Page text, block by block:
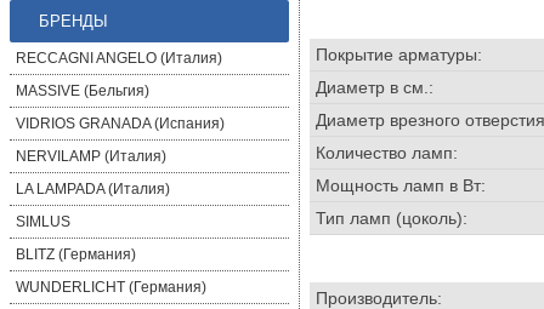
БРЕНДЫ
RECCAGNI ANGELO (Италия)
MASSIVE (Бельгия)
VIDRIOS GRANADA (Испания)
NERVILAMP (Италия)
LA LAMPADA (Италия)
SIMLUS
BLITZ (Германия)
WUNDERLICHT (Германия)
Покрытие арматуры:
Диаметр в см.:
Диаметр врезного
Количество ламп:
Мощность ламп в Вт:
Тип ламп (цоколь):
Производитель: